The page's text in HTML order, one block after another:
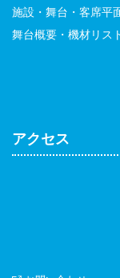
施設・舞台・客席平
舞台概要・機材リス
アクセス